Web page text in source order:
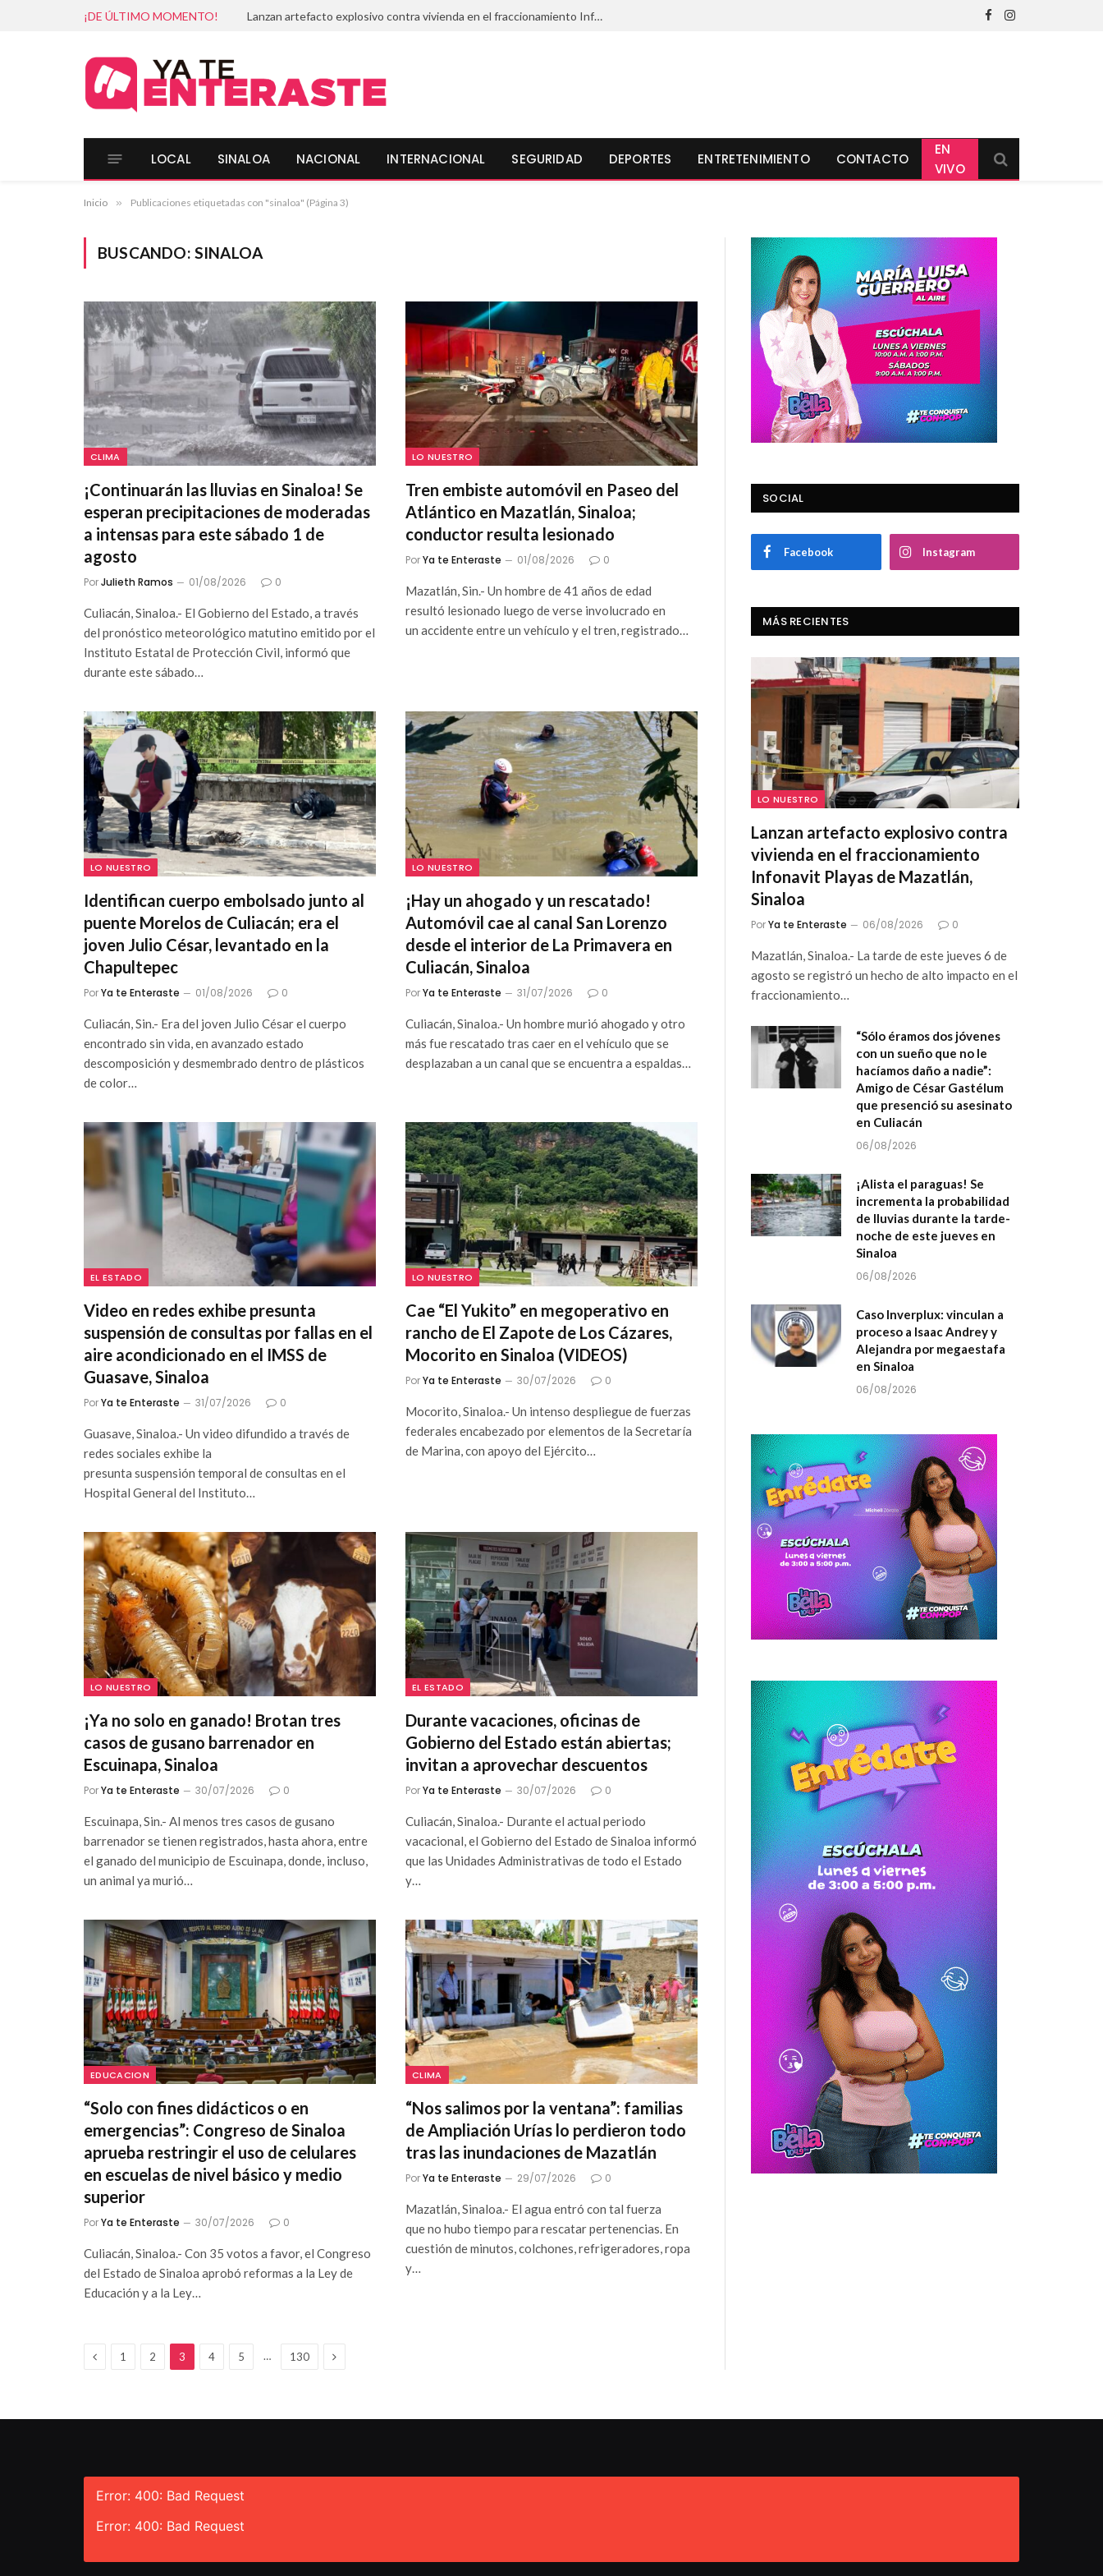
¡DE ÚLTIMO MOMENTO! Lanzan artefacto explosivo contra vivienda en el fraccionamiento Infonavit Playas de Mazatlán, Sinaloa
FacebookInstagram
LOCAL SINALOA NACIONAL INTERNACIONAL SEGURIDAD DEPORTES ENTRETENIMIENTO CONTACTO
EN
VIVO
Inicio » Publicaciones etiquetadas con "sinaloa" (Página 3)
BUSCANDO: SINALOA
CLIMA
¡Continuarán las lluvias en Sinaloa! Se
esperan precipitaciones de moderadas
a intensas para este sábado 1 de
agosto
PorJulieth Ramos 01/08/2026 0
Culiacán, Sinaloa.- El Gobierno del Estado, a través
del pronóstico meteorológico matutino emitido por el
Instituto Estatal de Protección Civil, informó que
durante este sábado…
LO NUESTRO
Tren embiste automóvil en Paseo del
Atlántico en Mazatlán, Sinaloa;
conductor resulta lesionado
PorYa te Enteraste 01/08/2026 0
Mazatlán, Sin.- Un hombre de 41 años de edad
resultó lesionado luego de verse involucrado en
un accidente entre un vehículo y el tren, registrado…
LO NUESTRO
Identifican cuerpo embolsado junto al
puente Morelos de Culiacán; era el
joven Julio César, levantado en la
Chapultepec
PorYa te Enteraste 01/08/2026 0
Culiacán, Sin.- Era del joven Julio César el cuerpo
encontrado sin vida, en avanzado estado
descomposición y desmembrado dentro de plásticos
de color…
LO NUESTRO
¡Hay un ahogado y un rescatado!
Automóvil cae al canal San Lorenzo
desde el interior de La Primavera en
Culiacán, Sinaloa
PorYa te Enteraste 31/07/2026 0
Culiacán, Sinaloa.- Un hombre murió ahogado y otro
más fue rescatado tras caer en el vehículo que se
desplazaban a un canal que se encuentra a espaldas…
EL ESTADO
Video en redes exhibe presunta
suspensión de consultas por fallas en el
aire acondicionado en el IMSS de
Guasave, Sinaloa
PorYa te Enteraste 31/07/2026 0
Guasave, Sinaloa.- Un video difundido a través de
redes sociales exhibe la
presunta suspensión temporal de consultas en el
Hospital General del Instituto…
LO NUESTRO
Cae “El Yukito” en megoperativo en
rancho de El Zapote de Los Cázares,
Mocorito en Sinaloa (VIDEOS)
PorYa te Enteraste 30/07/2026 0
Mocorito, Sinaloa.- Un intenso despliegue de fuerzas
federales encabezado por elementos de la Secretaría
de Marina, con apoyo del Ejército…
LO NUESTRO
¡Ya no solo en ganado! Brotan tres
casos de gusano barrenador en
Escuinapa, Sinaloa
PorYa te Enteraste 30/07/2026 0
Escuinapa, Sin.- Al menos tres casos de gusano
barrenador se tienen registrados, hasta ahora, entre
el ganado del municipio de Escuinapa, donde, incluso,
un animal ya murió…
EL ESTADO
Durante vacaciones, oficinas de
Gobierno del Estado están abiertas;
invitan a aprovechar descuentos
PorYa te Enteraste 30/07/2026 0
Culiacán, Sinaloa.- Durante el actual periodo
vacacional, el Gobierno del Estado de Sinaloa informó
que las Unidades Administrativas de todo el Estado
y…
EDUCACION
“Solo con fines didácticos o en
emergencias”: Congreso de Sinaloa
aprueba restringir el uso de celulares
en escuelas de nivel básico y medio
superior
PorYa te Enteraste 30/07/2026 0
Culiacán, Sinaloa.- Con 35 votos a favor, el Congreso
del Estado de Sinaloa aprobó reformas a la Ley de
Educación y a la Ley…
CLIMA
“Nos salimos por la ventana”: familias
de Ampliación Urías lo perdieron todo
tras las inundaciones de Mazatlán
PorYa te Enteraste 29/07/2026 0
Mazatlán, Sinaloa.- El agua entró con tal fuerza
que no hubo tiempo para rescatar pertenencias. En
cuestión de minutos, colchones, refrigeradores, ropa
y…
Anterior
1 2 3 4 5 … 130 Siguiente
SOCIAL
Facebook Instagram
MÁS RECIENTES
LO NUESTRO
Lanzan artefacto explosivo contra
vivienda en el fraccionamiento
Infonavit Playas de Mazatlán,
Sinaloa
PorYa te Enteraste 06/08/2026 0
Mazatlán, Sinaloa.- La tarde de este jueves 6 de
agosto se registró un hecho de alto impacto en el
fraccionamiento…
“Sólo éramos dos jóvenes
con un sueño que no le
hacíamos daño a nadie”:
Amigo de César Gastélum
que presenció su asesinato
en Culiacán
06/08/2026
¡Alista el paraguas! Se
incrementa la probabilidad
de lluvias durante la tarde-
noche de este jueves en
Sinaloa
06/08/2026
Caso Inverplux: vinculan a
proceso a Isaac Andrey y
Alejandra por megaestafa
en Sinaloa
06/08/2026
Error: 400: Bad Request
Error: 400: Bad Request